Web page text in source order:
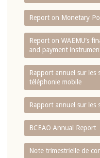
Report on Monetary
Report on WAEMU’s
and payment
Rapport annuel sur les
téléphonie mobile
Rapport annuel sur les
BCEAO Annual Report
Note trimestrielle de